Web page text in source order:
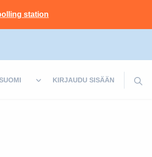
station
KIRJAUDU SISÄÄN